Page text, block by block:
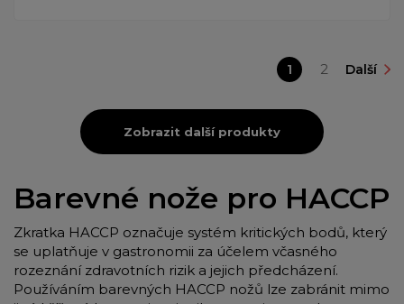
1 2 Další
Zobrazit další produkty
Barevné nože pro HACCP
Zkratka HACCP označuje systém kritických bodů, který
se uplatňuje v gastronomii za účelem včasného
rozeznání zdravotních rizik a jejich předcházení.
Používáním barevných HACCP nožů lze zabránit mimo